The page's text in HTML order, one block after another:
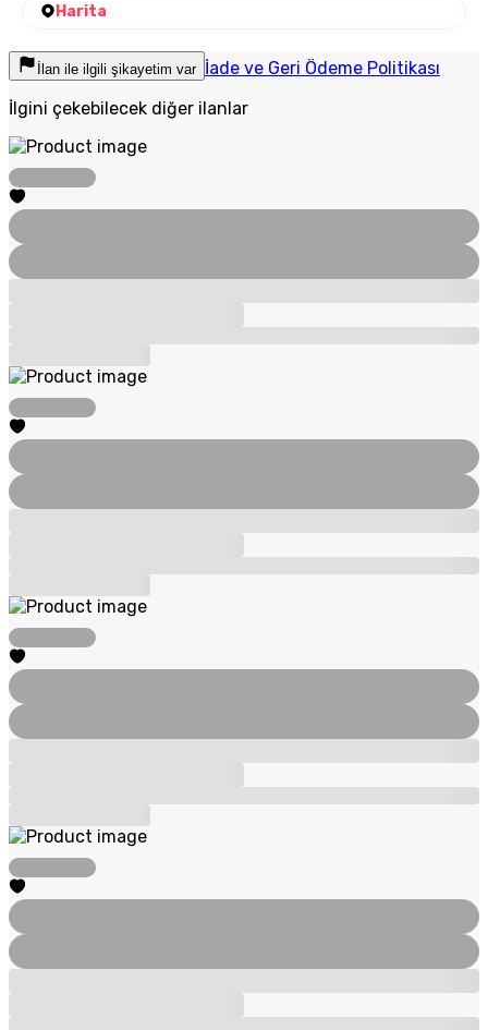
Harita
İlan ile ilgili şikayetim var İade ve Geri Ödeme Politikası
İlgini çekebilecek diğer ilanlar